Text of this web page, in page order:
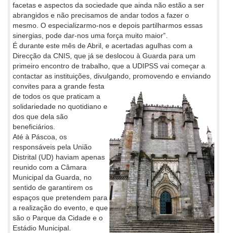
facetas e aspectos da sociedade que ainda não estão a ser
abrangidos e não precisamos de andar todos a fazer o
mesmo. O especializarmo-nos e depois partilharmos essas
sinergias, pode dar-nos uma força muito maior”.
É durante este mês de Abril, e acertadas agulhas com a
Direcção da CNIS, que já se deslocou à Guarda para um
primeiro encontro de trabalho, que a UDIPSS vai começar a
contactar as instituições, divulgando, promovendo e enviando
convites para a grande festa
de todos os que praticam a
solidariedade no quotidiano e
dos que dela são
beneficiários.
Até à Páscoa, os
responsáveis pela União
Distrital (UD) haviam apenas
reunido com a Câmara
Municipal da Guarda, no
sentido de garantirem os
espaços que pretendem para
a realização do evento, e que
são o Parque da Cidade e o
Estádio Municipal.